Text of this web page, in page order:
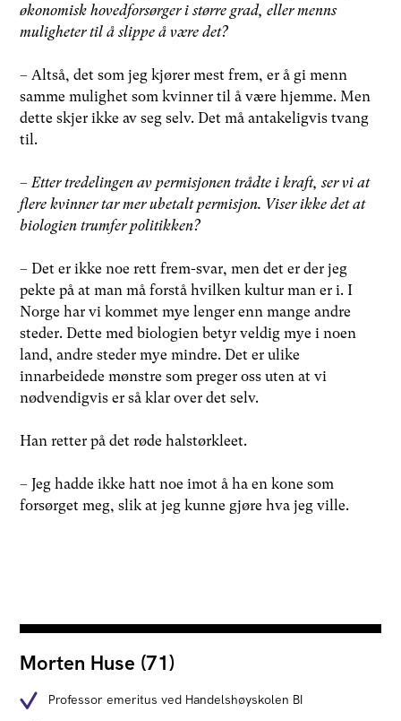
økonomisk hovedforsørger i større grad, eller menns
muligheter til å slippe å være det?
– Altså, det som jeg kjører mest frem, er å gi menn
samme mulighet som kvinner til å være hjemme. Men
dette skjer ikke av seg selv. Det må antakeligvis tvang
til.
–Etter tredelingen av permisjonen trådte i kraft, ser vi at
flere kvinner tar mer ubetalt permisjon. Viser ikke det at
biologien trumfer politikken?
– Det er ikke noe rett frem-svar, men det er der jeg
pekte på at man må forstå hvilken kultur man er i. I
Norge har vi kommet mye lenger enn mange andre
steder. Dette med biologien betyr veldig mye i noen
land, andre steder mye mindre. Det er ulike
innarbeidede mønstre som preger oss uten at vi
nødvendigvis er så klar over det selv.
Han retter på det røde halstørkleet.
– Jeg hadde ikke hatt noe imot å ha en kone som
forsørget meg, slik at jeg kunne gjøre hva jeg ville.
Morten Huse (71)
Professor emeritus ved Handelshøyskolen BI